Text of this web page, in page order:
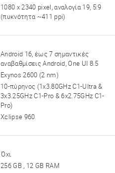
1080 x 2340 pixel, αναλογία 19, 5:9
(πυκνότητα ~411 ppi)
Android 16, έως 7 σημαντικές
αναβαθμίσεις Android, One UI 8.5
Exynos 2600 (2 nm)
10-πύρηνος (1x3.80GHz C1-Ultra &
3x3.25GHz C1-Pro & 6x2.75GHz C1-
Pro)
Xclipse 960
Όχι
256 GB , 12 GB RAM